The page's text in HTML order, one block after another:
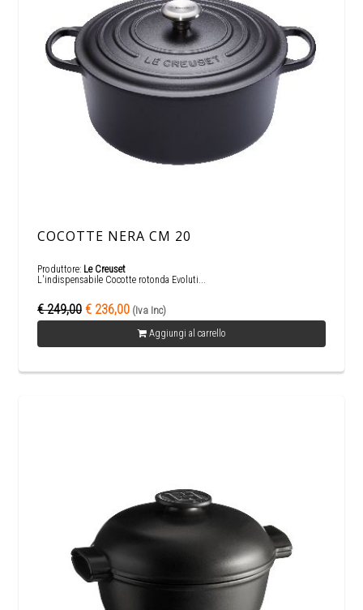
COCOTTE NERA CM 20
Produttore: Le Creuset
L'indispensabile Cocotte rotonda Evoluti...
€ 249,00 € 236,00 (Iva Inc)
Aggiungi al carrello